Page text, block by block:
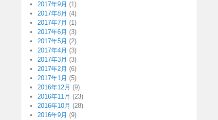
2017年9月 (1)
2017年8月 (4)
2017年7月 (1)
2017年6月 (3)
2017年5月 (2)
2017年4月 (3)
2017年3月 (3)
2017年2月 (6)
2017年1月 (5)
2016年12月 (9)
2016年11月 (23)
2016年10月 (28)
2016年9月 (9)